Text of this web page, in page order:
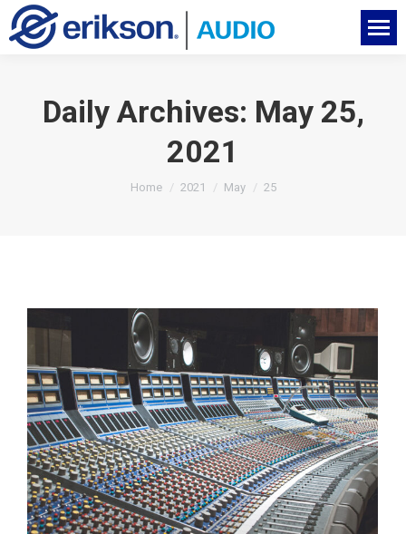
Daily Archives: May 25,
2021
You are here:
Home 2021 May 25